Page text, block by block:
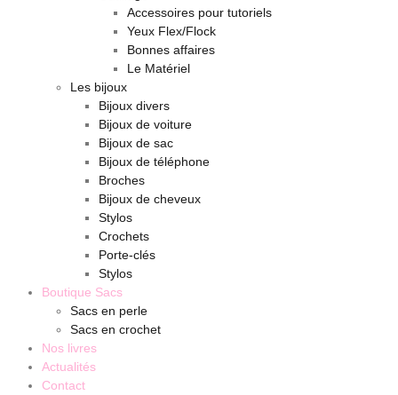
Accessoires pour tutoriels
Yeux Flex/Flock
Bonnes affaires
Le Matériel
Les bijoux
Bijoux divers
Bijoux de voiture
Bijoux de sac
Bijoux de téléphone
Broches
Bijoux de cheveux
Stylos
Crochets
Porte-clés
Stylos
Boutique Sacs
Sacs en perle
Sacs en crochet
Nos livres
Actualités
Contact